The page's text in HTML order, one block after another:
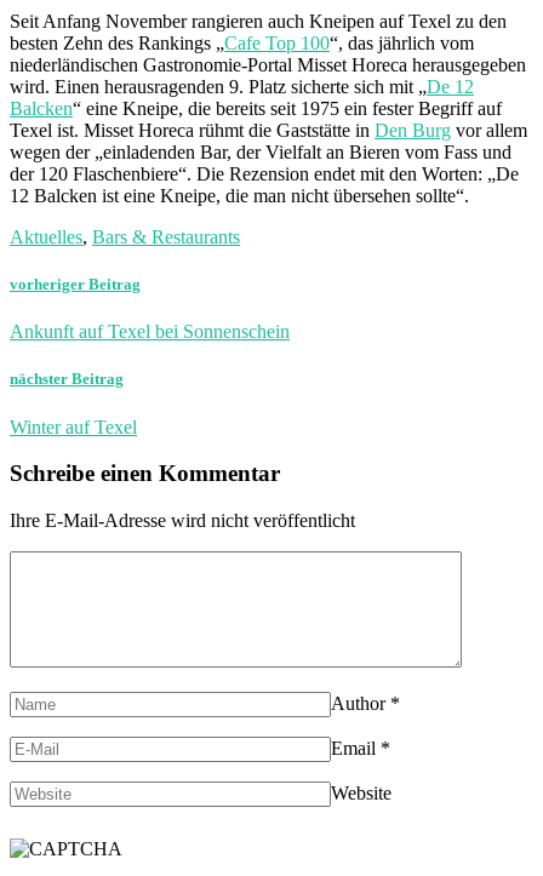
Seit Anfang November rangieren auch Kneipen auf Texel zu den
besten Zehn des Rankings „Cafe Top 100“, das jährlich vom
niederländischen Gastronomie-Portal Misset Horeca herausgegeben
wird. Einen herausragenden 9. Platz sicherte sich mit „De 12
Balcken“ eine Kneipe, die bereits seit 1975 ein fester Begriff auf
Texel ist. Misset Horeca rühmt die Gaststätte in Den Burg vor allem
wegen der „einladenden Bar, der Vielfalt an Bieren vom Fass und
der 120 Flaschenbiere“. Die Rezension endet mit den Worten: „De
12 Balcken ist eine Kneipe, die man nicht übersehen sollte“.
Aktuelles, Bars & Restaurants
vorheriger Beitrag
Ankunft auf Texel bei Sonnenschein
nächster Beitrag
Winter auf Texel
Schreibe einen Kommentar
Ihre E-Mail-Adresse wird nicht veröffentlicht
Author *
Email *
Website